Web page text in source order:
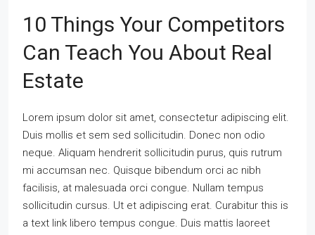
10 Things Your Competitors
Can Teach You About Real
Estate
Lorem ipsum dolor sit amet, consectetur adipiscing elit.
Duis mollis et sem sed sollicitudin. Donec non odio
neque. Aliquam hendrerit sollicitudin purus, quis rutrum
mi accumsan nec. Quisque bibendum orci ac nibh
facilisis, at malesuada orci congue. Nullam tempus
sollicitudin cursus. Ut et adipiscing erat. Curabitur this is
a text link libero tempus congue. Duis mattis laoreet